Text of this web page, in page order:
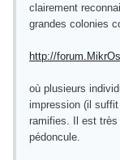
clairement
grandes colonies
http://
où plusieurs
impression (il
ramifies. Il est très
pédoncule.